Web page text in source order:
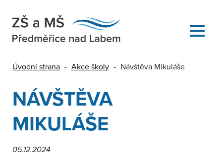
Úvodní strana - Akce školy - Návštěva Mikuláše
NÁVŠTĚVA
MIKULÁŠE
05.12.2024